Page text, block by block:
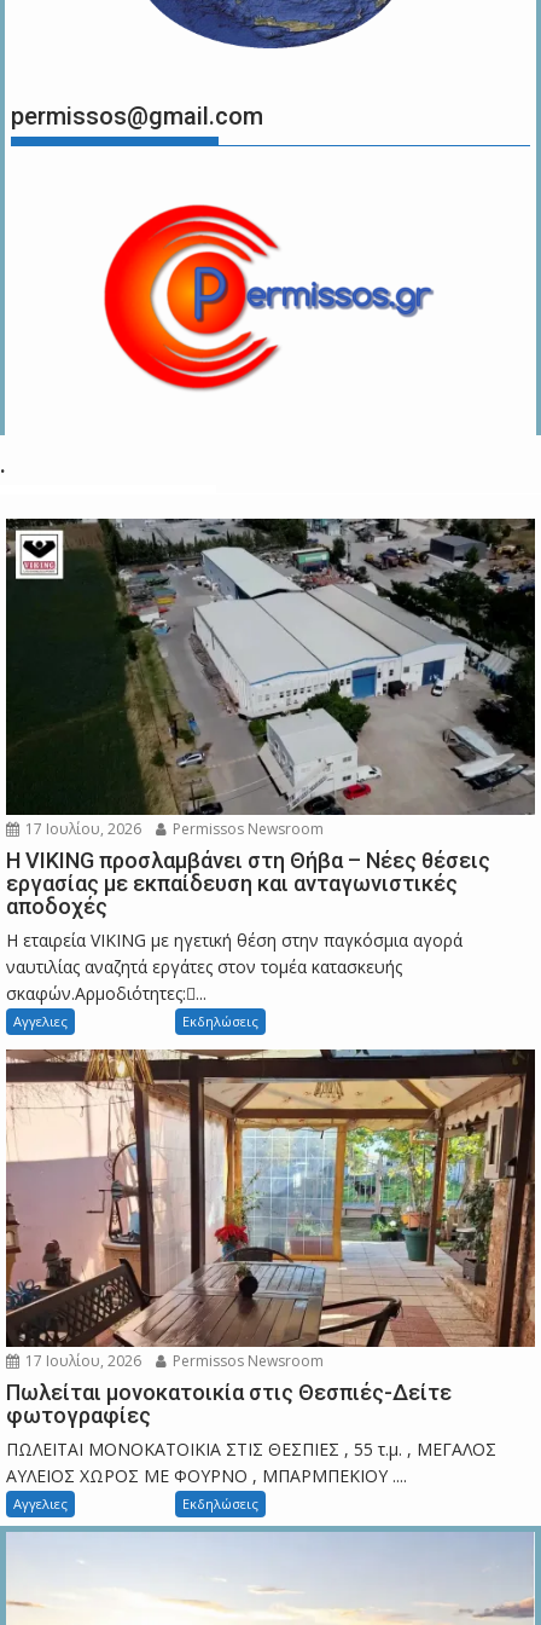
permissos@gmail.com
.
17 Ιουλίου, 2026 Permissos Newsroom
Η VIKING προσλαμβάνει στη Θήβα – Νέες θέσεις
εργασίας με εκπαίδευση και ανταγωνιστικές
αποδοχές
Η εταιρεία VIKING με ηγετική θέση στην παγκόσμια αγορά
ναυτιλίας αναζητά εργάτες στον τομέα κατασκευής
σκαφών.Αρμοδιότητες:...
Αγγελιες Εκδηλώσεις
17 Ιουλίου, 2026 Permissos Newsroom
Πωλείται μονοκατοικία στις Θεσπιές-Δείτε
φωτογραφίες
ΠΩΛΕΙΤΑΙ ΜΟΝΟΚΑΤΟΙΚΙΑ ΣΤΙΣ ΘΕΣΠΙΕΣ , 55 τ.μ. , ΜΕΓΑΛΟΣ
ΑΥΛΕΙΟΣ ΧΩΡΟΣ ΜΕ ΦΟΥΡΝΟ , ΜΠΑΡΜΠΕΚΙΟΥ ....
Αγγελιες Εκδηλώσεις